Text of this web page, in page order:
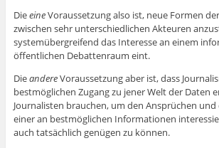
DieeineVoraussetzung also ist, neue Formen
zwischen sehr unterschiedlichen Akteuren
systemübergreifend das Interesse an einem
öffentlichen Debattenraum eint.
DieandereVoraussetzung aber ist, dass
bestmöglichen Zugang zu jener Welt der Daten
Journalisten brauchen, um den Ansprüchen
einer an bestmöglichen Informationen
auch tatsächlich genügen zu können.